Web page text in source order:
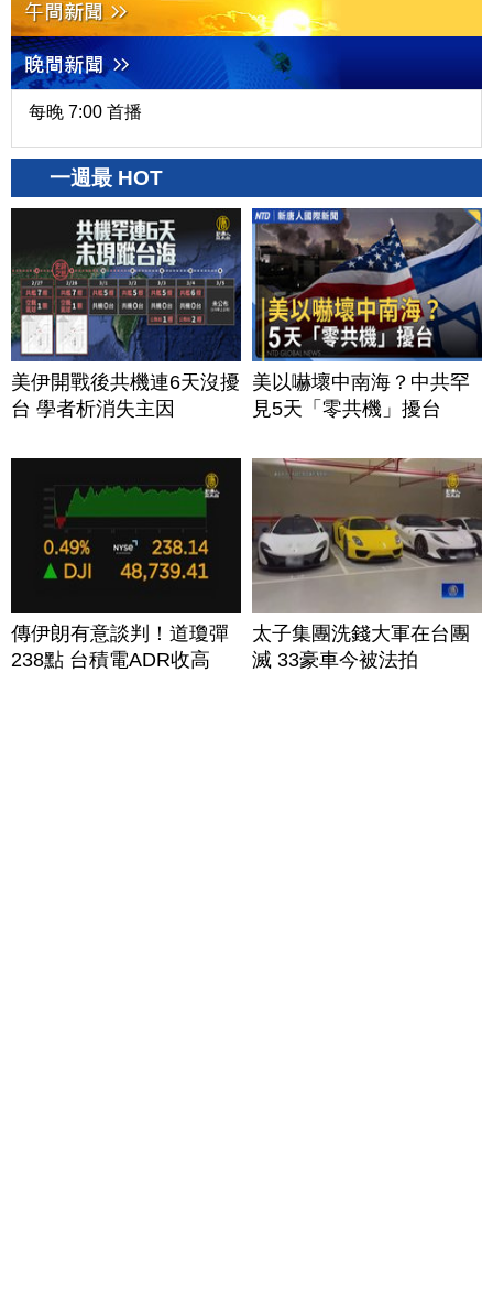
每晚 7:00 首播
一週最 HOT
美伊開戰後共機連6天沒擾
台 學者析消失主因
美以嚇壞中南海？中共罕
見5天「零共機」擾台
傳伊朗有意談判！道瓊彈
238點 台積電ADR收高
太子集團洗錢大軍在台團
滅 33豪車今被法拍